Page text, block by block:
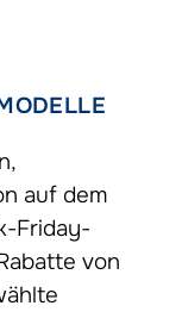
auf dem
Friday-
von